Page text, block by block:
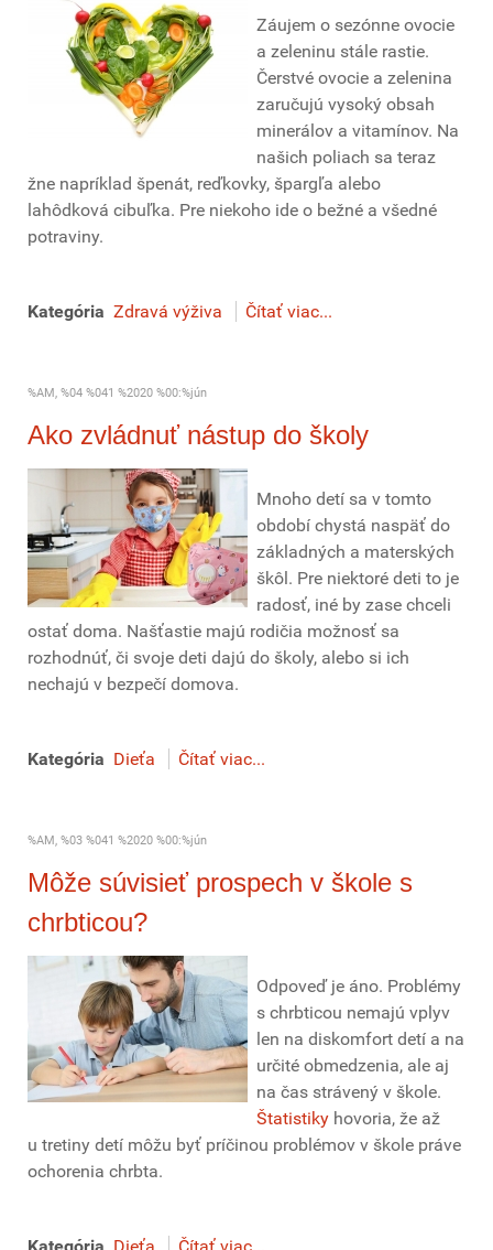
Záujem o sezónne ovocie
a zeleninu stále rastie.
Čerstvé ovocie a zelenina
zaručujú vysoký obsah
minerálov a vitamínov. Na
našich poliach sa teraz
žne napríklad špenát, reďkovky, špargľa alebo
lahôdková cibuľka. Pre niekoho ide o bežné a všedné
potraviny.
Kategória Zdravá výživa Čítať viac...
%AM, %04 %041 %2020 %00:%jún
Ako zvládnuť nástup do školy
Mnoho detí sa v tomto
období chystá naspäť do
základných a materských
škôl. Pre niektoré deti to je
radosť, iné by zase chceli
ostať doma. Našťastie majú rodičia možnosť sa
rozhodnúť, či svoje deti dajú do školy, alebo si ich
nechajú v bezpečí domova.
Kategória Dieťa Čítať viac...
%AM, %03 %041 %2020 %00:%jún
Môže súvisieť prospech v škole s
chrbticou?
Odpoveď je áno. Problémy
s chrbticou nemajú vplyv
len na diskomfort detí a na
určité obmedzenia, ale aj
na čas strávený v škole.
Štatistiky hovoria, že až
u tretiny detí môžu byť príčinou problémov v škole práve
ochorenia chrbta.